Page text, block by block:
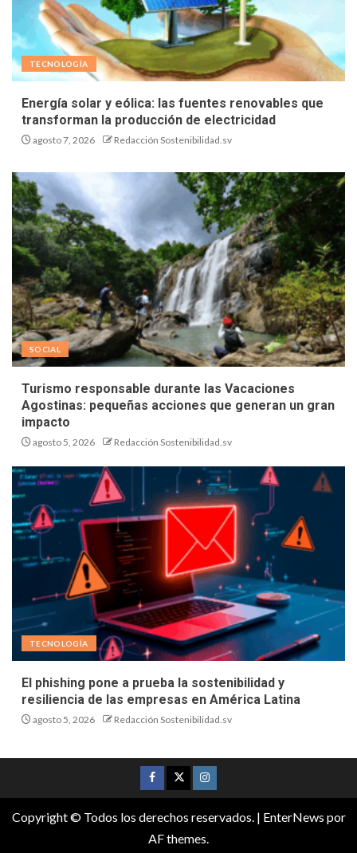
TECNOLOGÍA
Energía solar y eólica: las fuentes renovables que
transforman la producción de electricidad
agosto 7, 2026 Redacción Sostenibilidad.sv
SOCIAL
Turismo responsable durante las Vacaciones
Agostinas: pequeñas acciones que generan un gran
impacto
agosto 5, 2026 Redacción Sostenibilidad.sv
TECNOLOGÍA
El phishing pone a prueba la sostenibilidad y
resiliencia de las empresas en América Latina
agosto 5, 2026 Redacción Sostenibilidad.sv
Copyright © Todos los derechos reservados. | EnterNews por
AF themes.